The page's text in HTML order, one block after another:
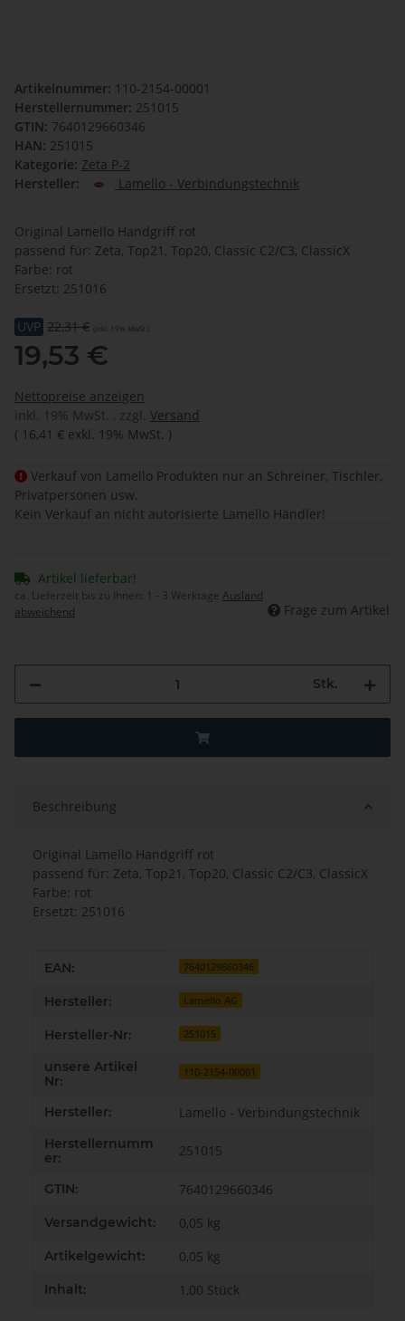
Artikelnummer: 110-2154-00001
Herstellernummer: 251015
GTIN: 7640129660346
HAN: 251015
Kategorie: Zeta P-2
Hersteller:
Lamello - Verbindungstechnik
Original Lamello Handgriff rot
passend für: Zeta, Top21, Top20, Classic C2/C3, ClassicX
Farbe: rot
Ersetzt: 251016
UVP 22,31 € (inkl. 19% MwSt.)
19,53 €
Nettopreise anzeigen
inkl. 19% MwSt. , zzgl. Versand
( 16,41 € exkl. 19% MwSt. )
Verkauf von Lamello Produkten nur an Schreiner, Tischler,
Privatpersonen usw.
Kein Verkauf an nicht autorisierte Lamello Händler!
Artikel lieferbar!
ca. Lieferzeit bis zu Ihnen: 1 - 3 Werktage Ausland
abweichend
Frage zum Artikel
Stk.
Beschreibung
Original Lamello Handgriff rot
passend für: Zeta, Top21, Top20, Classic C2/C3, ClassicX
Farbe: rot
Ersetzt: 251016
Produkteigenschaft
Wert
EAN: 7640129660346
Hersteller: Lamello AG
Hersteller-Nr: 251015
unsere Artikel
Nr:
110-2154-00001
Hersteller: Lamello - Verbindungstechnik
Herstellernumm
er:
251015
GTIN: 7640129660346
Versandgewicht: 0,05 kg
Artikelgewicht: 0,05 kg
Inhalt: 1,00 Stück